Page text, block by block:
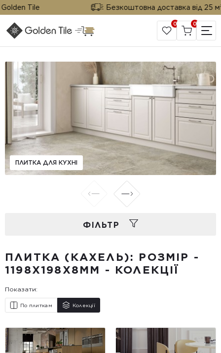
Tile Безкоштовна доставка від 25 м²
САЙТ КОМПАНІЇ
0 0
ПЛИТКА ДЛЯ КУХНІ
ФIЛЬТР
ПЛИТКА (КАХЕЛЬ): РОЗМІР -
1198Х198X8ММ - КОЛЕКЦІЇ
Показати:
По плиткам Колекції